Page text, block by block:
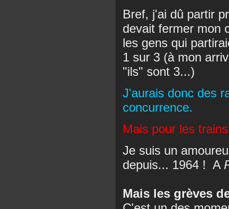
Bref, j'ai dû partir
devait fermer mon
les gens qui
1 sur 3 (à mon
"ils" sont 3...)
J'aurais donc des
concurrence.
Mais pour les
Je suis un
depuis... 1964 ! A
Mais les grèves